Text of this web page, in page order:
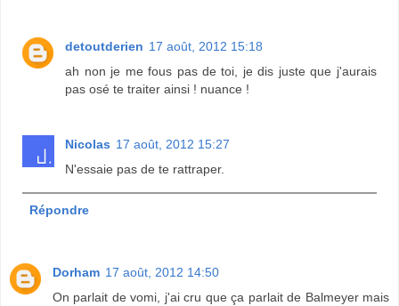
detoutderien 17 août, 2012 15:18
ah non je me fous pas de toi, je dis juste que j'aurais
pas osé te traiter ainsi ! nuance !
Nicolas 17 août, 2012 15:27
N'essaie pas de te rattraper.
Répondre
Dorham 17 août, 2012 14:50
On parlait de vomi, j'ai cru que ça parlait de Balmeyer mais